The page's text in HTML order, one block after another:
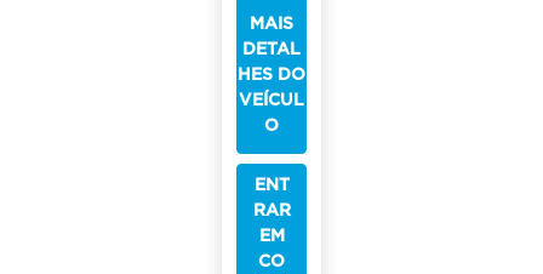
MAIS
DETAL
HES DO
VEÍCUL
O
ENT
RAR
EM
CO